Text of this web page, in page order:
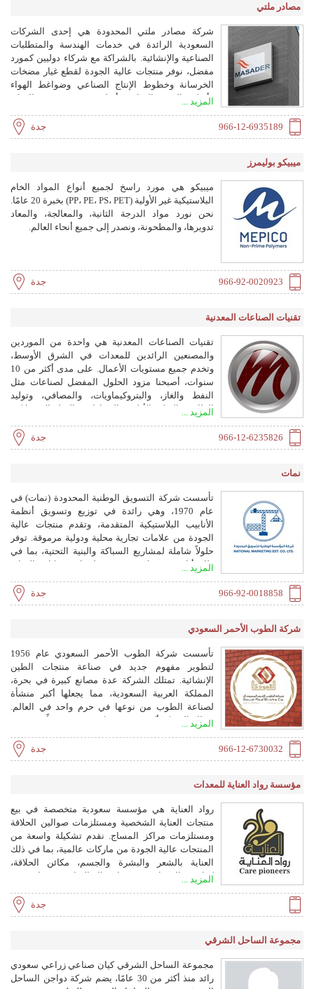
مصادر ملتي
شركة مصادر ملتي المحدودة هي إحدى الشركات
السعودية الرائدة في خدمات الهندسة والمتطلبات
الصناعية والإنشائية. بالشراكة مع شركاء دوليين كمورد
مفضل، نوفر منتجات عالية الجودة لقطع غيار مضخات
الخرسانة وخطوط الإنتاج الصناعي وضواغط الهواء
وأنظمة التفريغ/المنافخ وأنظمة تسخين وتبريد المياه.
المزيد ...
966-12-6935189 جدة
ميبيكو بوليمرز
ميبيكو هي مورد راسخ لجميع أنواع المواد الخام
البلاستيكية غير الأولية (PP، PE، PS، PET) بخبرة 20 عامًا.
نحن نورد مواد الدرجة الثانية، والمعالجة، والمعاد
تدويرها، والمطحونة، ونصدر إلى جميع أنحاء العالم.
966-92-0020923 جدة
تقنيات الصناعات المعدنية
تقنيات الصناعات المعدنية هي واحدة من الموردين
والمصنعين الرائدين للمعدات في الشرق الأوسط،
وتخدم جميع مستويات الأعمال. على مدى أكثر من 10
سنوات، أصبحنا مزود الحلول المفضل لصناعات مثل
النفط والغاز، والبتروكيماويات، والمصافي، وتوليد
الطاقة، والصلب الأولي، والسيارات، والسلع الاستهلاكية
بتخزين وتوريد ما يقرب من 200+ من المعدات عالية
المستوى من بعض الشركات المصنعة الأكثر شهرة في
طليعة تطوير المنطقة. تأسست في عام 2008 تحت
رؤية رئيسنا، السيد عمر، أصبحت MIT الآن المركز
'الأكثر تفضيلاً' بين الموردين في أوروبا وآسيا.
المزيد ...
966-12-6235826 جدة
نمات
تأسست شركة التسويق الوطنية المحدودة (نمات) في
عام 1970، وهي رائدة في توزيع وتسويق أنظمة
الأنابيب البلاستيكية المتقدمة، وتقدم منتجات عالية
الجودة من علامات تجارية محلية ودولية مرموقة. توفر
حلولاً شاملة لمشاريع السباكة والبنية التحتية، بما في
ذلك أنابيب ووصلات PVC، وملحقات شبكات المياه،
الموزع الحصري لمنتجات NEPROPLAST ولديها شبكة
من 18 فرعاً في جميع أنحاء المملكة العربية السعودية.
المزيد ...
966-92-0018858 جدة
شركة الطوب الأحمر السعودي
تأسست شركة الطوب الأحمر السعودي عام 1956
لتطوير مفهوم جديد في صناعة منتجات الطين
الإنشائية. تمتلك الشركة عدة مصانع كبيرة في بحرة،
المملكة العربية السعودية، مما يجعلها أكبر منشأة
لصناعة الطوب من نوعها في حرم واحد في العالم.
تمتلك الشركة أكثر من 80 مركز توزيع ومخزناً في جميع
المزيد ...
966-12-6730032 جدة
مؤسسة رواد العناية للمعدات
رواد العناية هي مؤسسة سعودية متخصصة في بيع
منتجات العناية الشخصية ومستلزمات صوالين الحلاقة
ومستلزمات مراكز المساج. نقدم تشكيلة واسعة من
المنتجات عالية الجودة من ماركات عالمية، بما في ذلك
العناية بالشعر والبشرة والجسم، مكائن الحلاقة،
كراسي المساج، وتجهيزات الصالونات. هدفنا تقديم
المزيد ...
جدة
مجموعة الساحل الشرقي
مجموعة الساحل الشرقي كيان صناعي زراعي سعودي
رائد منذ أكثر من 30 عامًا، يضم شركة دواجن الساحل